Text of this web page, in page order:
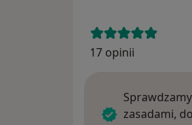
17 opinii
zasadami,